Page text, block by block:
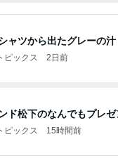
ャツから出たグレーの汁
ピックス 2日前
ド松下のなんでもプレゼ
ピックス 15時間前